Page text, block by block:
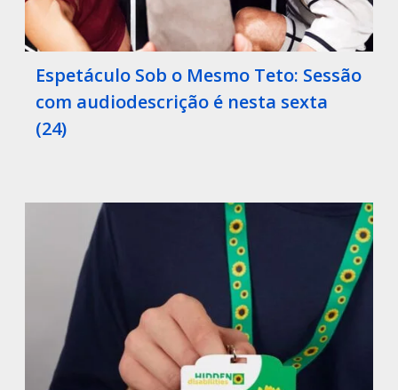
Espetáculo Sob o Mesmo Teto: Sessão
com audiodescrição é nesta sexta
(24)